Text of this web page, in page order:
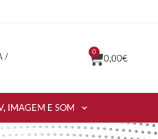
/
0,00€
0
IMAGEM E SOM